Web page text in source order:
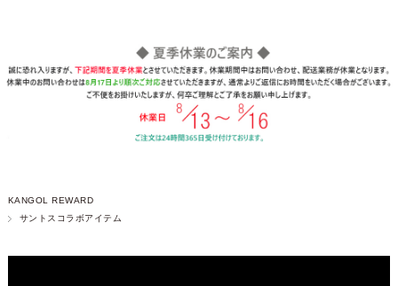
KANGOL REWARD
サントスコラボアイテム